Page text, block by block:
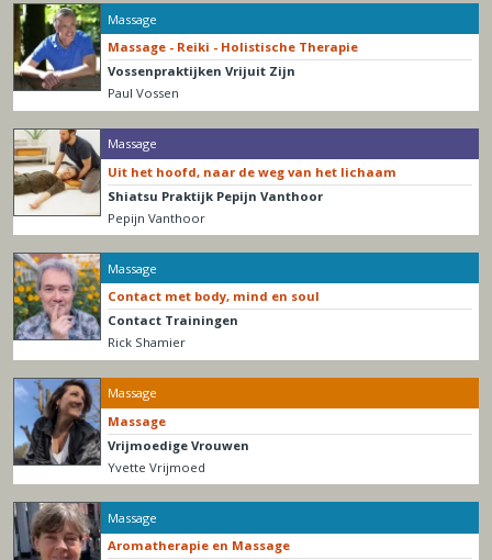
Massage
Massage - Reiki - Holistische Therapie
Vossenpraktijken Vrijuit Zijn
Paul Vossen
Massage
Uit het hoofd, naar de weg van het lichaam
Shiatsu Praktijk Pepijn Vanthoor
Pepijn Vanthoor
Massage
Contact met body, mind en soul
Contact Trainingen
Rick Shamier
Massage
Massage
Vrijmoedige Vrouwen
Yvette Vrijmoed
Massage
Aromatherapie en Massage